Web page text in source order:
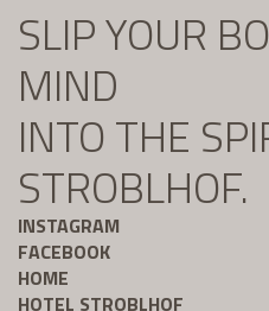
SLIP YOUR
MIND
INTO THE
STROBLHOF.
INSTAGRAM
FACEBOOK
HOME
HOTEL STROBLHOF